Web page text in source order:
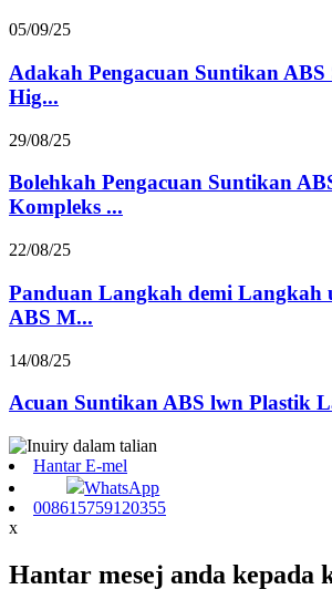
05/09/25
Adakah Pengacuan Suntikan ABS
Hig...
29/08/25
Bolehkah Pengacuan Suntikan
Kompleks ...
22/08/25
Panduan Langkah demi Langkah
ABS M...
14/08/25
Acuan Suntikan ABS lwn Plastik
Hantar E-mel
WhatsApp
008615759120355
x
Hantar mesej anda kepada